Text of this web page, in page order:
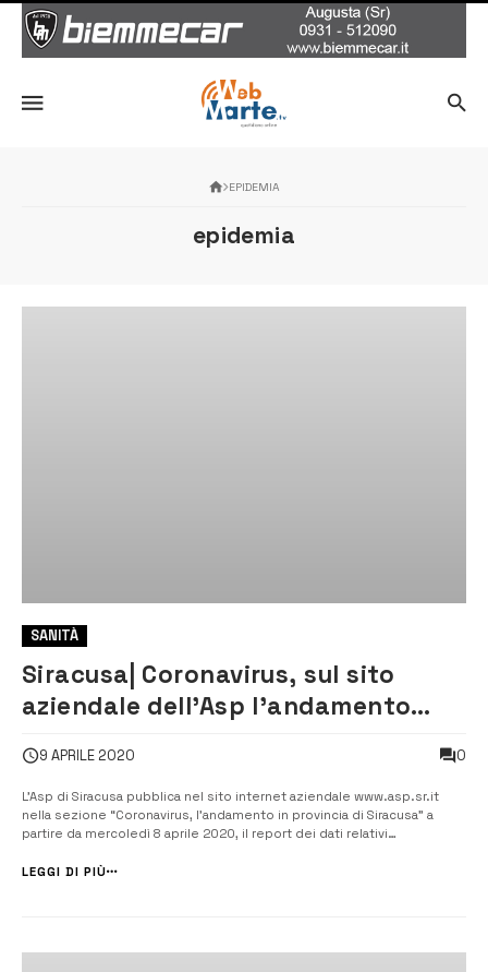
EPIDEMIA
epidemia
SANITÀ
Siracusa| Coronavirus, sul sito
aziendale dell’Asp l’andamento
9 APRILE 2020 0
L’Asp di Siracusa pubblica nel sito internet aziendale www.asp.sr.it
nella sezione “Coronavirus, l’andamento in provincia di Siracusa” a
partire da mercoledì 8 aprile 2020, il report dei dati relativi
utilizzati per l’elaborazione vengono forniti dal Dipa...
LEGGI DI PIÙ